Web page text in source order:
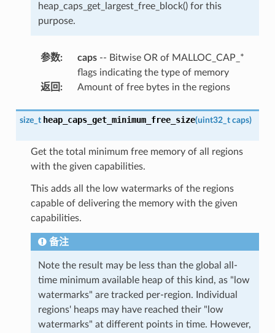
heap_caps_get_largest_free_block() for this
purpose.
参数: caps-- Bitwise OR of MALLOC_CAP_*
flags indicating the type of memory
返回 : Amount of free bytes in the regions
size_t heap_caps_get_minimum_free_size(uint32_t caps)
Get the total minimum free memory of all regions
with the given capabilities.
This adds all the low watermarks of the regions
capable of delivering the memory with the given
capabilities.
备注
Note the result may be less than the global all-
time minimum available heap of this kind, as "low
watermarks" are tracked per-region. Individual
regions' heaps may have reached their "low
watermarks" at different points in time. However,